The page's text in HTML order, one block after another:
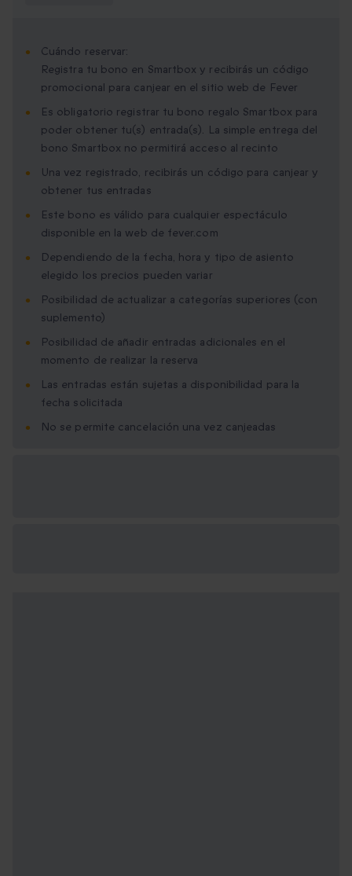
Cuándo reservar:
Registra tu bono en Smartbox y recibirás un código
promocional para canjear en el sitio web de Fever
Es obligatorio registrar tu bono regalo Smartbox para
poder obtener tu(s) entrada(s). La simple entrega del
bono Smartbox no permitirá acceso al recinto
Una vez registrado, recibirás un código para canjear y
obtener tus entradas
Este bono es válido para cualquier espectáculo
disponible en la web de fever.com
Dependiendo de la fecha, hora y tipo de asiento
elegido los precios pueden variar
Posibilidad de actualizar a categorías superiores (con
suplemento)
Posibilidad de añadir entradas adicionales en el
momento de realizar la reserva
Las entradas están sujetas a disponibilidad para la
fecha solicitada
No se permite cancelación una vez canjeadas